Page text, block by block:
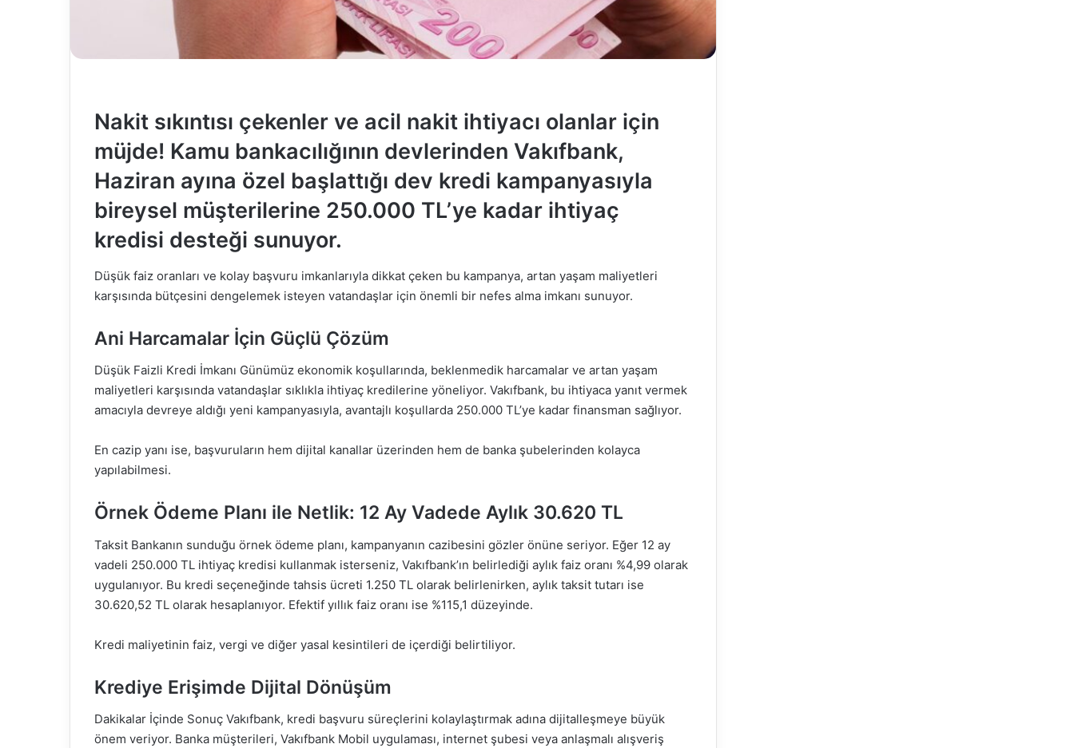
Nakit sıkıntısı çekenler ve acil nakit ihtiyacı olanlar için
müjde! Kamu bankacılığının devlerinden Vakıfbank,
Haziran ayına özel başlattığı dev kredi kampanyasıyla
bireysel müşterilerine 250.000 TL’ye kadar ihtiyaç
kredisi desteği sunuyor.
Düşük faiz oranları ve kolay başvuru imkanlarıyla dikkat çeken bu kampanya, artan yaşam maliyetleri
karşısında bütçesini dengelemek isteyen vatandaşlar için önemli bir nefes alma imkanı sunuyor.
Ani Harcamalar İçin Güçlü Çözüm
Düşük Faizli Kredi İmkanı Günümüz ekonomik koşullarında, beklenmedik harcamalar ve artan yaşam
maliyetleri karşısında vatandaşlar sıklıkla ihtiyaç kredilerine yöneliyor. Vakıfbank, bu ihtiyaca yanıt vermek
amacıyla devreye aldığı yeni kampanyasıyla, avantajlı koşullarda 250.000 TL’ye kadar finansman sağlıyor.
En cazip yanı ise, başvuruların hem dijital kanallar üzerinden hem de banka şubelerinden kolayca
yapılabilmesi.
Örnek Ödeme Planı ile Netlik: 12 Ay Vadede Aylık 30.620 TL
Taksit Bankanın sunduğu örnek ödeme planı, kampanyanın cazibesini gözler önüne seriyor. Eğer 12 ay
vadeli 250.000 TL ihtiyaç kredisi kullanmak isterseniz, Vakıfbank’ın belirlediği aylık faiz oranı %4,99 olarak
uygulanıyor. Bu kredi seçeneğinde tahsis ücreti 1.250 TL olarak belirlenirken, aylık taksit tutarı ise
30.620,52 TL olarak hesaplanıyor. Efektif yıllık faiz oranı ise %115,1 düzeyinde.
Kredi maliyetinin faiz, vergi ve diğer yasal kesintileri de içerdiği belirtiliyor.
Krediye Erişimde Dijital Dönüşüm
Dakikalar İçinde Sonuç Vakıfbank, kredi başvuru süreçlerini kolaylaştırmak adına dijitalleşmeye büyük
önem veriyor. Banka müşterileri, Vakıfbank Mobil uygulaması, internet şubesi veya anlaşmalı alışveriş